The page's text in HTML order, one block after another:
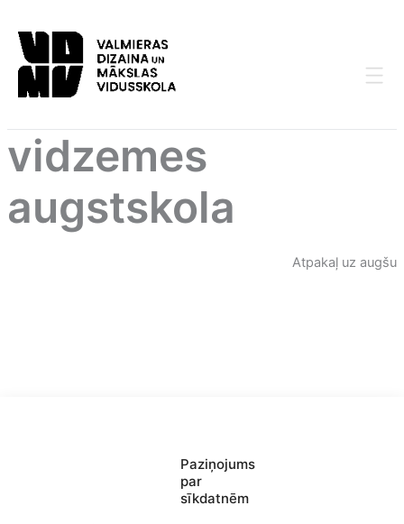
Paziņojums
par
sīkdatnēm
content
vidzemes
augstskola
Atpakaļ uz augšu